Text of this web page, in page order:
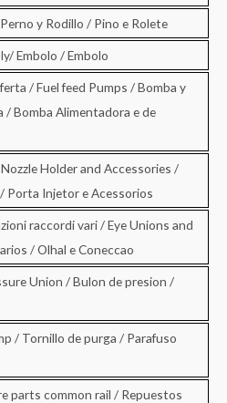
y Rodillo / Pino e Rolete
Embolo / Embolo
/ Fuel feed Pumps / Bomba y
Bomba Alimentadora e de
Holder and Accessories /
Porta Injetor e Acessorios
raccordi vari / Eye Unions and
/ Olhal e Coneccao
Union / Bulon de presion /
/ Tornillo de purga / Parafuso
parts common rail / Repuestos